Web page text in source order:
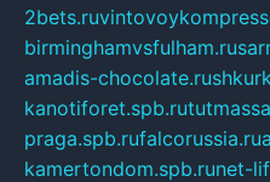
2bets.ru
birminghamvsfulham.ru
amadis-chocolate.ru
kanotiforet.spb.ru
praga.spb.rufalcorussia.ru
kamertondom.spb.runet-